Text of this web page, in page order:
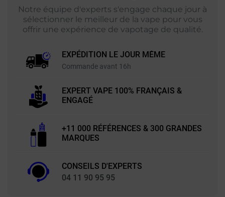
Notre équipe d'experts s'engage chaque jour à
sélectionner le meilleur de la vape pour vous
offrir une expérience de vapotage de qualité.
EXPÉDITION LE JOUR MÊME
Commande avant 16h
EXPERT VAPE 100% FRANÇAIS &
ENGAGÉ
+11 000 RÉFÉRENCES & 300 GRANDES
MARQUES
CONSEILS D'EXPERTS
04 11 90 95 95